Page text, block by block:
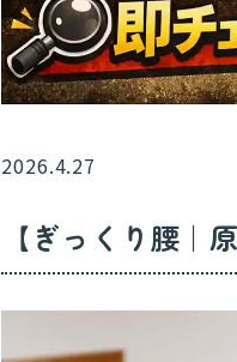
2026.4.27
【ぎっくり腰｜